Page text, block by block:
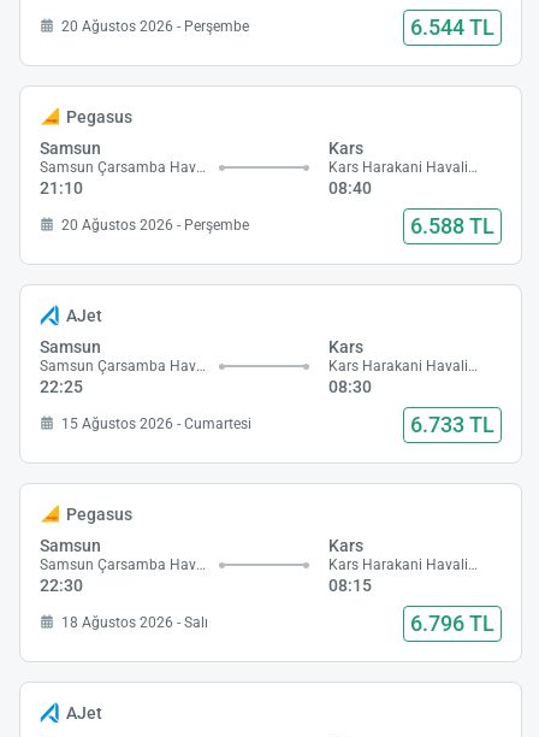
20 Ağustos 2026 - Perşembe 6.544 TL
Pegasus
Samsun
Samsun Çarsamba Havalimanı
21:10
Kars
Kars Harakani Havalimanı
08:40
20 Ağustos 2026 - Perşembe 6.588 TL
AJet
Samsun
Samsun Çarsamba Havalimanı
22:25
Kars
Kars Harakani Havalimanı
08:30
15 Ağustos 2026 - Cumartesi 6.733 TL
Pegasus
Samsun
Samsun Çarsamba Havalimanı
22:30
Kars
Kars Harakani Havalimanı
08:15
18 Ağustos 2026 - Salı 6.796 TL
AJet